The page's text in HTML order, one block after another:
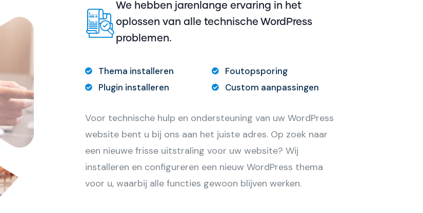
We hebben jarenlange ervaring in het
oplossen van alle technische WordPress
problemen.
Thema installeren
Plugin installeren
Foutopsporing
Custom aanpassingen
Voor technische hulp en ondersteuning van uw WordPress
website bent u bij ons aan het juiste adres. Op zoek naar
een nieuwe frisse uitstraling voor uw website? Wij
installeren en configureren een nieuw WordPress thema
voor u, waarbij alle functies gewoon blijven werken.